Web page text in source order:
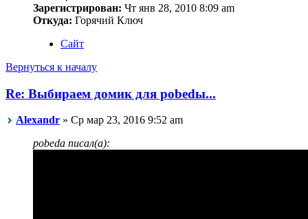
Зарегистрирован: Чт янв 28, 2010 8:09 am
Откуда: Горячий Ключ
Сайт
Вернуться к началу
Re: Выбираем домик для pobedы...
Alexandr » Ср мар 23, 2016 9:52 am
pobeda писал(а):